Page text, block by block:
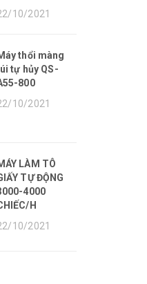
10/2021
thổi màng
tự hủy QS-
800
10/2021
LÀM TÔ
TỰ ĐỘNG
4000
H
10/2021